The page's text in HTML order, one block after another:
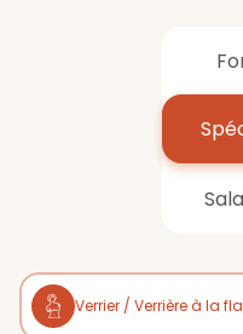
Verrier / Verrière à la